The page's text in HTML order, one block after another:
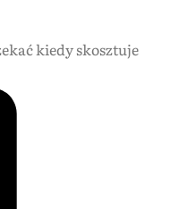
kiedy skosztuje